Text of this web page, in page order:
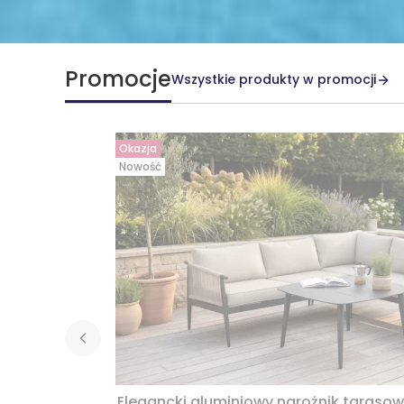
PromocjeWszystkie produkty w promocji
Okazja
Nowość